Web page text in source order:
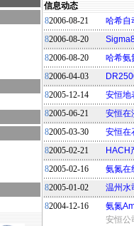
信息动态
82006-08-21
哈希自
82006-08-20
82006-08-20
哈希氨
82006-04-03
82005-12-14
安恒地
82005-06-21
安恒在
82005-03-30
安恒在
82005-02-21
HACH
82005-02-16
氨氮在
82005-01-02
温州水
82004-12-16
氨氮
安恒公